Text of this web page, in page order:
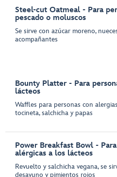
Steel-cut Oatmeal - Para
pescado o moluscos
Se sirve con azúcar moreno,
acompañantes
Bounty Platter - Para
lácteos
Waffles para personas con
tocineta, salchicha y papas
Power Breakfast Bowl -
alérgicas a los lácteos
Revuelto y salchicha vegana, se
desayuno y pimientos rojos